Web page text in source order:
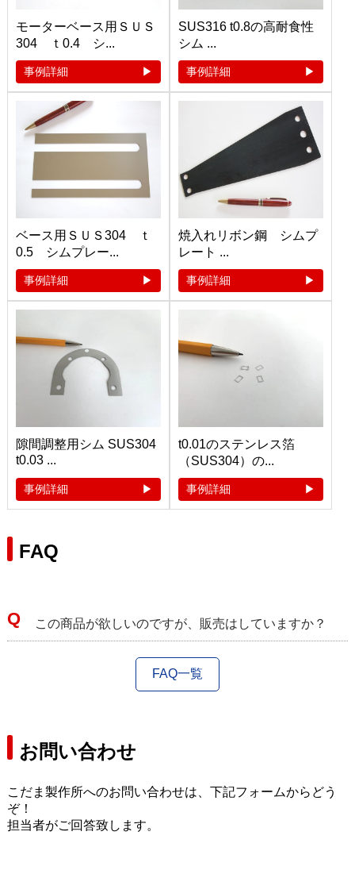
モーターベース用ＳＵＳ
304 ｔ0.4 シ...
事例詳細
SUS316 t0.8の高耐食性
シム ...
事例詳細
ベース用ＳＵＳ304 ｔ
0.5 シムプレー...
事例詳細
焼入れリボン鋼 シムプ
レート ...
事例詳細
隙間調整用シム SUS304
t0.03 ...
事例詳細
t0.01のステンレス箔
（SUS304）の...
事例詳細
FAQ
この商品が欲しいのですが、販売はしていますか？
FAQ一覧
お問い合わせ
こだま製作所へのお問い合わせは、下記フォームからどう
ぞ！
担当者がご回答致します。